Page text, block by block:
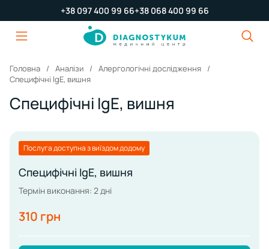
+38 097 400 99 66+38 068 400 99 66
Головна Аналізи
Алергологічні дослідження
Специфічні IgE, вишня
Специфічні IgE, вишня
Послуга доступна з виїздом додому
Специфічні IgE, вишня
Термін виконання: 2 дні
310 грн